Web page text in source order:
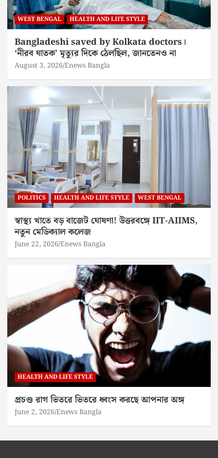
WEST BENGAL HEALTH AND LIFE STYLE
Bangladeshi saved by Kolkata doctors।
‘নীরব ঘাতক’ মৃত্যুর দিকে ঠেলছিল, জানতেনও না
August 3, 2026 Enews Bangla
POLITICS HEALTH AND LIFE STYLE WEST BENGAL
স্বাস্থ্য খাতে বড় বাজেট ঘোষণা! উত্তরবঙ্গে IIT-AIIMS,
নতুন মেডিক্যাল কলেজ
June 22, 2026 Enews Bangla
HEALTH AND LIFE STYLE
প্রচণ্ড রাগ ভিতরে ভিতরে ধ্বংস করছে আপনার অঙ্গ
June 2, 2026 Enews Bangla